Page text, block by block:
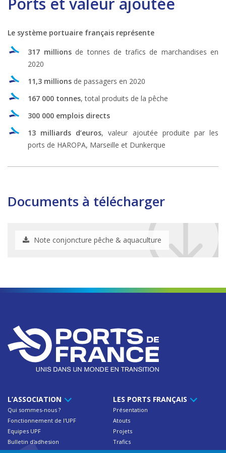
Le système portuaire français représente
317 millionsde tonnes de trafics de marchandises en
2020
11,3 millions de passagers en 2020
167 000 tonnes, total produits de la pêche
300 000 emplois directs
13 milliards d’euros, valeur ajoutée produite par les
ports de HAROPA, Marseille et Dunkerque
Documents à télécharger
Note conjoncture pêche & aquaculture
L’ASSOCIATION
Qui sommes-nous ?
Fonctionnement de l'UPF
Equipes UPF
Bulletin d'adhesion
LES PORTS FRANÇAIS
Présentation
Atouts
Projets
Trafics